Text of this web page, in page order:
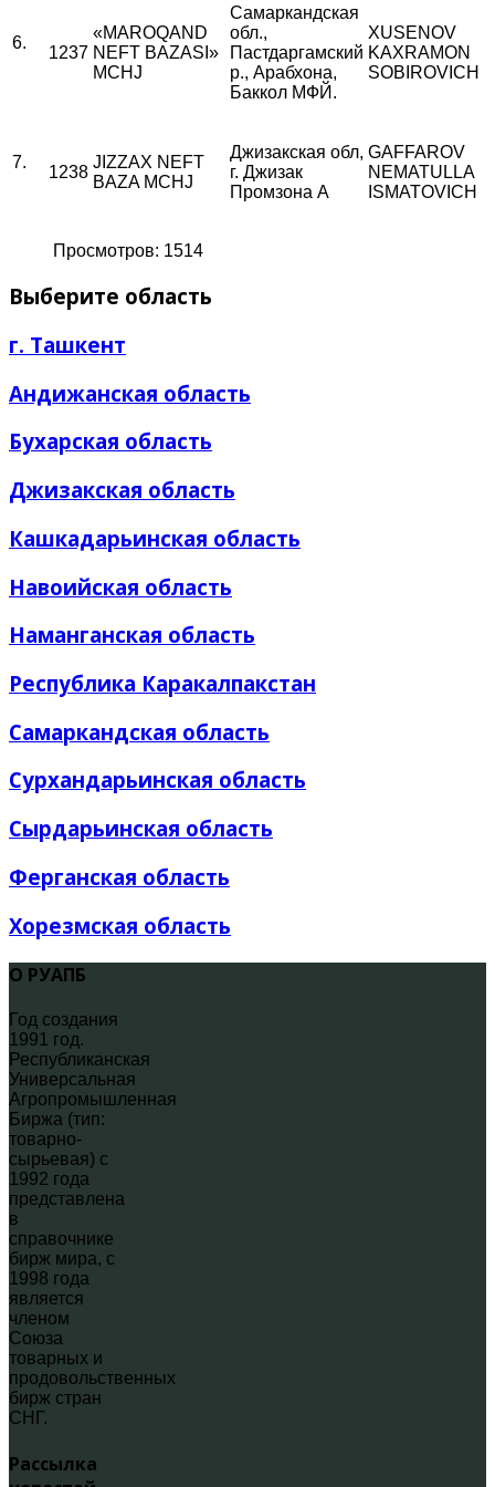
6.
1237
«MAROQAND
NEFT BAZASI»
MCHJ
Самаркандская
обл.,
Пастдаргамский
р., Арабхона,
Баккол МФЙ.
XUSENOV
KAXRAMON
SOBIROVICH
7.
1238
JIZZAX NEFT
BAZA MCHJ
Джизакская обл,
г. Джизак
Промзона А
GAFFAROV
NEMATULLA
ISMATOVICH
Просмотров: 1514
Выберите область
г. Ташкент
Андижанская область
Бухарская область
Джизакская область
Кашкадарьинская область
Навоийская область
Наманганская область
Республика Каракалпакстан
Самаркандская область
Сурхандарьинская область
Сырдарьинская область
Ферганская область
Хорезмская область
О РУАПБ
Год создания
1991 год.
Республиканская
Универсальная
Агропромышленная
Биржа (тип:
товарно-
сырьевая) с
1992 года
представлена
в
справочнике
бирж мира, с
1998 года
является
членом
Союза
товарных и
продовольственных
бирж стран
СНГ.
Рассылка